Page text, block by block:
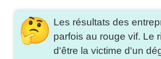
Les résultats des
parfois au rouge vif. Le
d'être la victime d'un